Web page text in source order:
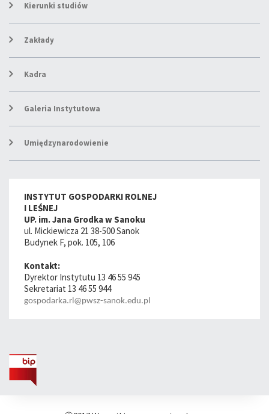
Kierunki studiów
Zakłady
Kadra
Galeria Instytutowa
Umiędzynarodowienie
INSTYTUT GOSPODARKI ROLNEJ
I LEŚNEJ
UP. im. Jana Grodka w Sanoku
ul. Mickiewicza 21 38-500 Sanok
Budynek F, pok. 105, 106
Kontakt:
Dyrektor Instytutu 13 46 55 945
Sekretariat 13 46 55 944
gospodarka.rl@pwsz-sanok.edu.pl